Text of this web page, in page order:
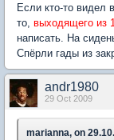
Если кто-то видел
то, выходящего из
написать. На
Спёрли гады из
andr1980
29 Oct 2009
marianna, on